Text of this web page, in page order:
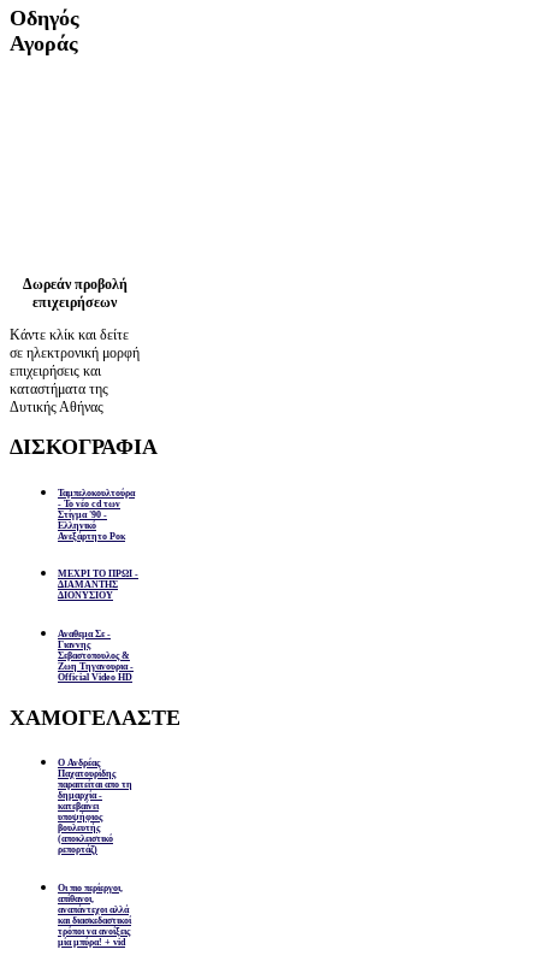
Οδηγός
Αγοράς
Δωρεάν προβολή
επιχειρήσεων
Κάντε κλίκ και δείτε
σε ηλεκτρονική μορφή
επιχειρήσεις και
καταστήματα της
Δυτικής Αθήνας
ΔΙΣΚΟΓΡΑΦΙΑ
Ταμπελοκουλτούρα
- Το νέο cd των
Στίγμα '90 -
Ελληνικό
Ανεξάρτητο Ροκ
ΜΕΧΡΙ ΤΟ ΠΡΩΙ -
ΔΙΑΜΑΝΤΗΣ
ΔΙΟΝΥΣΙΟΥ
Αναθεμα Σε -
Γιαννης
Σεβαστοπουλος &
Ζωη Τηγανουρια -
Official Video HD
ΧΑΜΟΓΕΛΑΣΤΕ
Ο Ανδρέας
Παχατουρίδης
παραιτείται απο τη
δημαρχία -
κατεβαίνει
υποψήφιος
βουλευτής
(αποκλειστικό
ρεπορτάζ)
Οι πιο περίεργοι,
απίθανοι,
αναπάντεχοι αλλά
και διασκεδαστικοί
τρόποι να ανοίξεις
μία μπύρα! + vid